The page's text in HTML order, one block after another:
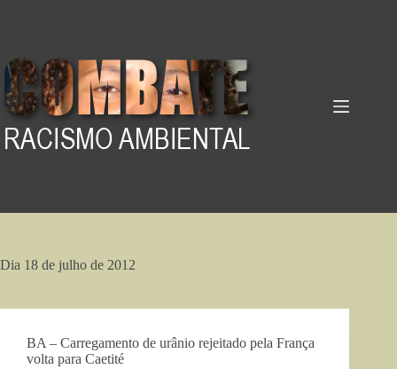
Dia 18 de julho de 2012
BA – Carregamento de urânio rejeitado pela França
volta para Caetité